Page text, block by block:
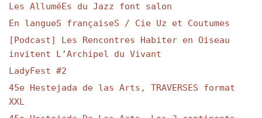
Les AlluméEs du Jazz font salon
En langueS françaiseS / Cie Uz et Coutumes
[Podcast] Les Rencontres Habiter en Oiseau
invitent L’Archipel du Vivant
LadyFest #2
45e Hestejada de las Arts, TRAVERSES format
XXL